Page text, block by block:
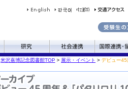
米沢嘉博記念図書館TOP > 展示・イベント > デビュー